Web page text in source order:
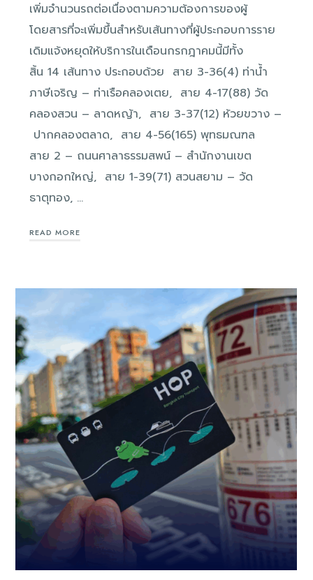
เพิ่มจำนวนรถต่อเนื่องตามความต้องการของผู้
โดยสารที่จะเพิ่มขึ้นสำหรับเส้นทางที่ผู้ประกอบการราย
เดิมแจ้งหยุดให้บริการในเดือนกรกฎาคมนี้มีทั้ง
สิ้น 14 เส้นทาง ประกอบด้วย สาย 3-36(4) ท่าน้ำ
ภาษีเจริญ – ท่าเรือคลองเตย, สาย 4-17(88) วัด
คลองสวน – ลาดหญ้า, สาย 3-37(12) ห้วยขวาง –
ปากคลองตลาด, สาย 4-56(165) พุทธมณฑล
สาย 2 – ถนนศาลาธรรมสพน์ – สำนักงานเขต
บางกอกใหญ่, สาย 1-39(71) สวนสยาม – วัด
ธาตุทอง, …
READ MORE